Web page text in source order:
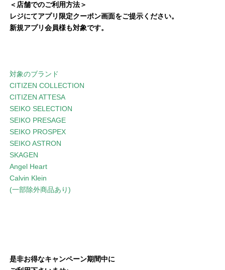
＜店舗でのご利用方法＞
レジにてアプリ限定クーポン画面をご提示ください。
新規アプリ会員様も対象です。
対象のブランド
CITIZEN COLLECTION
CITIZEN ATTESA
SEIKO SELECTION
SEIKO PRESAGE
SEIKO PROSPEX
SEIKO ASTRON
SKAGEN
Angel Heart
Calvin Klein
(一部除外商品あり)
是非お得なキャンペーン期間中に